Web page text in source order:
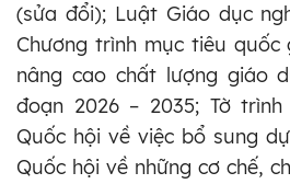
(sửa đổi); Luật Giáo dục
Chương trình mục tiêu quốc
nâng cao chất lượng giáo
đoạn 2026 – 2035; Tờ
Quốc hội về việc bổ sung
Quốc hội về những cơ chế,